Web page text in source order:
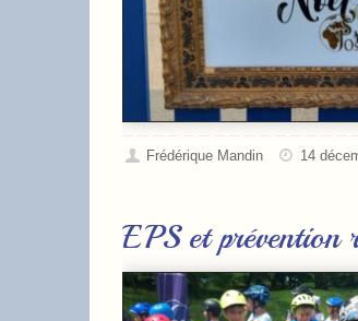
Frédérique Mandin 14
EPS et